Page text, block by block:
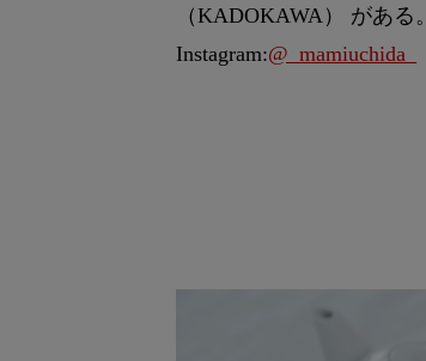
（KADOKAWA） がある。
Instagram:@_mamiuchida_